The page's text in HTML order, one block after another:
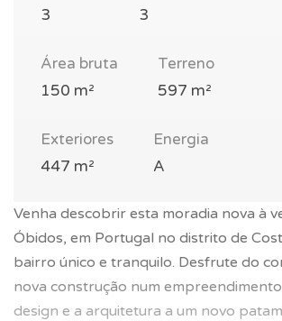
3
3
Área bruta
150 m²
Terreno
597 m²
Exteriores
447 m²
Energia
A
Venha descobrir esta moradia nova à
Óbidos, em Portugal no distrito de
bairro único e tranquilo. Desfrute do
nova construção num
design e a arquitetura a um novo